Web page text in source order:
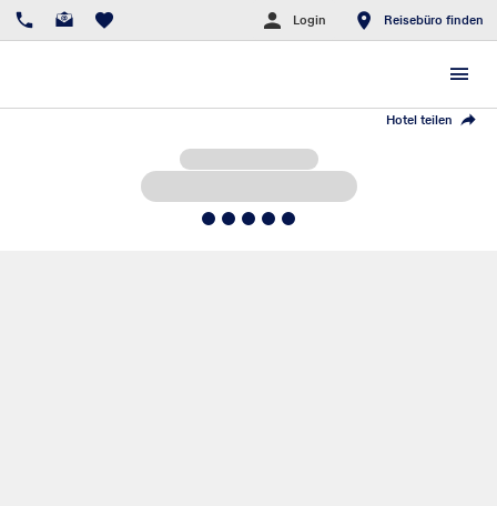
Login Reisebüro finden
Hotel teilen
5